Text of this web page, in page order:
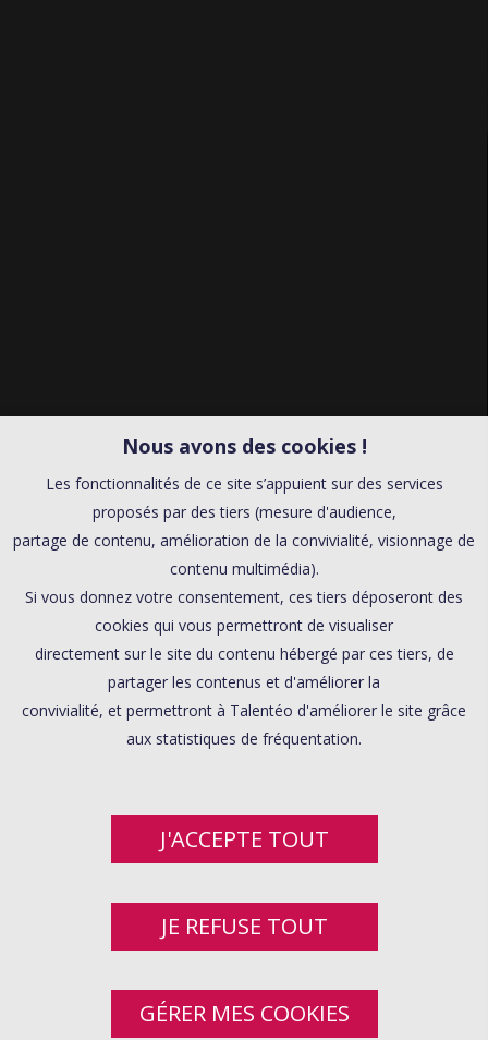
Nous avons des cookies !
Les fonctionnalités de ce site s’appuient sur des services
proposés par des tiers (mesure d'audience,
partage de contenu, amélioration de la convivialité, visionnage de
contenu multimédia).
Si vous donnez votre consentement, ces tiers déposeront des
cookies qui vous permettront de visualiser
directement sur le site du contenu hébergé par ces tiers, de
partager les contenus et d'améliorer la
convivialité, et permettront à Talentéo d'améliorer le site grâce
aux statistiques de fréquentation.
J'ACCEPTE TOUT
JE REFUSE TOUT
GÉRER MES COOKIES